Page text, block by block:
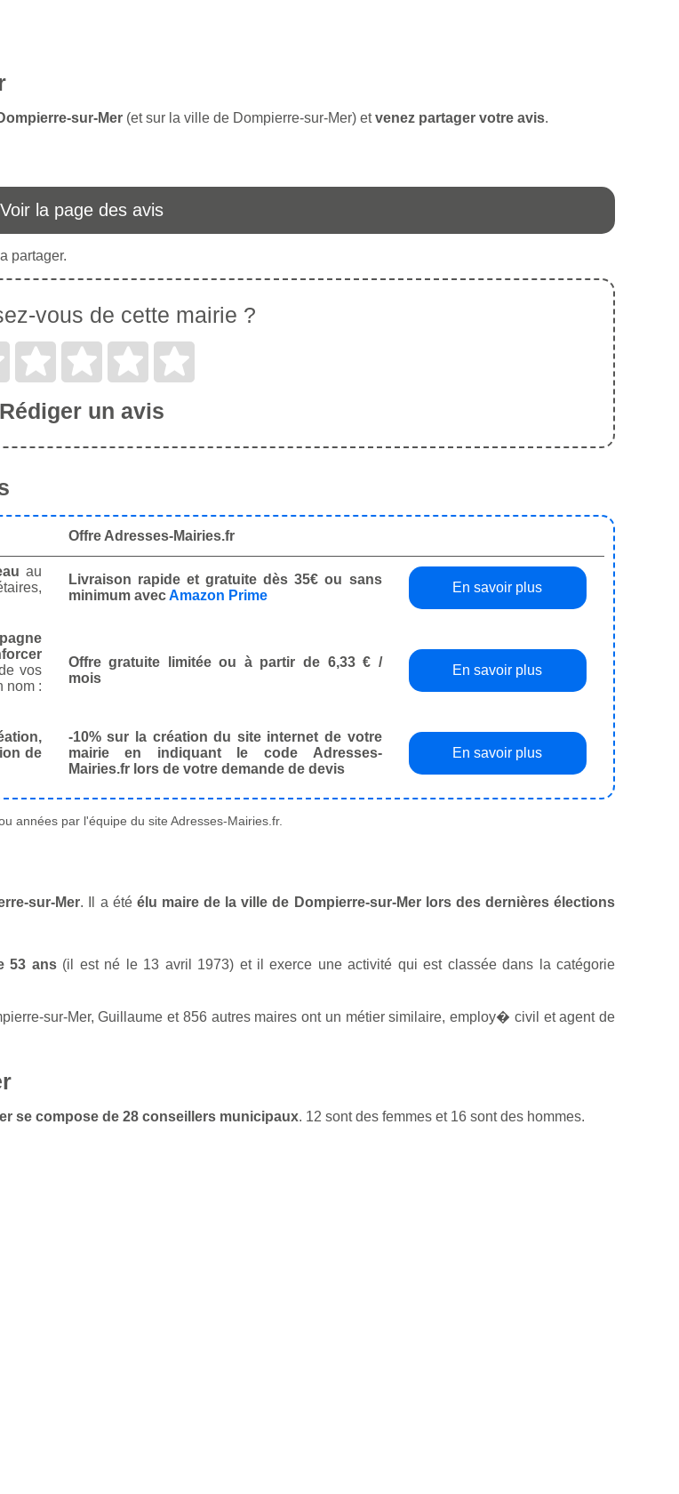
sur-Mer (et sur la ville de Dompierre-sur-Mer) etvenez partager votre avis.
Voir la page des avis
partager.
vous de cette mairie ?
Rédiger un avis
Offre Adresses-Mairies.fr
au
Livraison rapide et gratuite dès 35€ ou sans
minimum avecAmazon Prime
En savoir plus
vos
nom :
Offre gratuite limitée ou à partir de 6,33 € /
mois
En savoir plus
de
-10% sur la création du site internet de votre
mairie en indiquant le code Adresses-
Mairies.fr lors de votre demande de devis
En savoir plus
années par l'équipe du site Adresses-Mairies.fr.
sur-Mer. Il a été élu maire de la ville de Dompierre-sur-Mer lors des dernières élections
53 ans(il est né le 13 avril 1973) et il exerce une activité qui est classée dans la catégorie
sur-Mer, Guillaume et 856 autres maires ont un métier similaire, employ� civil et agent de
se compose de 28 conseillers municipaux. 12 sont des femmes et 16 sont des hommes.